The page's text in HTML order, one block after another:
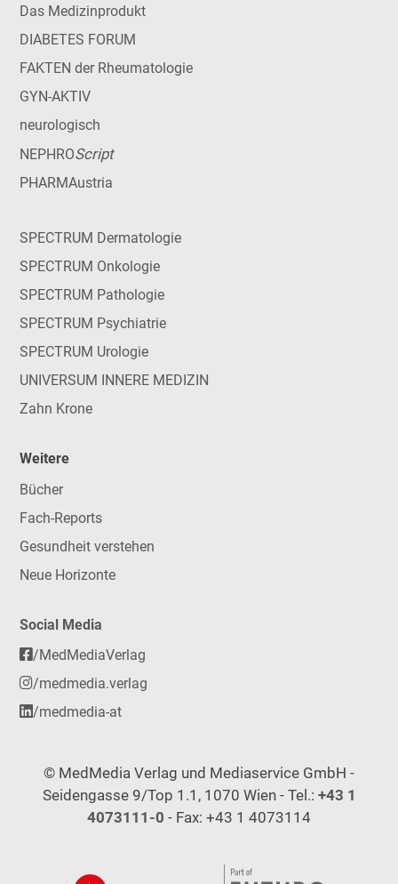
Das Medizinprodukt
DIABETES FORUM
FAKTEN der Rheumatologie
GYN-AKTIV
neurologisch
NEPHROScript
PHARMAustria
SPECTRUM Dermatologie
SPECTRUM Onkologie
SPECTRUM Pathologie
SPECTRUM Psychiatrie
SPECTRUM Urologie
UNIVERSUM INNERE MEDIZIN
Zahn Krone
Weitere
Bücher
Fach-Reports
Gesundheit verstehen
Neue Horizonte
Social Media
/MedMediaVerlag
/medmedia.verlag
/medmedia-at
© MedMedia Verlag und Mediaservice GmbH -
Seidengasse 9/Top 1.1, 1070 Wien - Tel.: +43 1
4073111-0 - Fax: +43 1 4073114